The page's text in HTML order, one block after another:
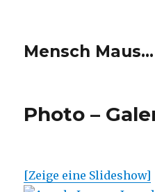
Mensch
Photo –
[Zeige eine Slideshow]